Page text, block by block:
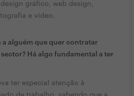
gráfico, web design,
e vídeo.
a alguém que quer contratar
Há algo fundamental a ter
ter especial atenção à